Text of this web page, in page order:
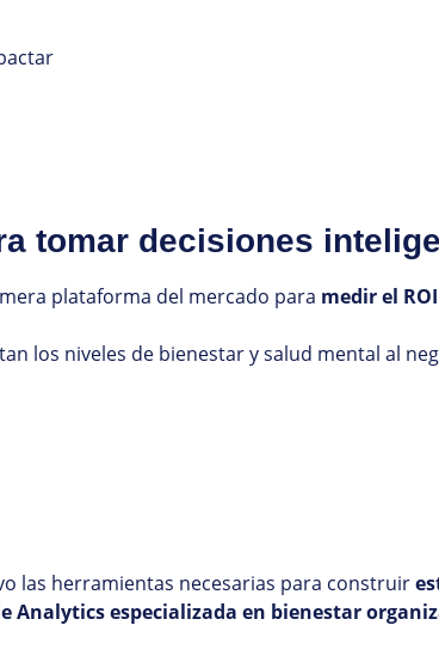
tomar decisiones
plataforma del mercado para medir el
los niveles de bienestar y salud mental al
las herramientas necesarias para construir
Analytics especializada en bienestar